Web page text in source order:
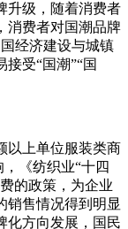
升级，随着消费者
消费者对国潮品牌
经济建设与城镇
受“国潮”“国
上单位服装类商
《纺织业“十四
的政策，为企业
销售情况得到明显
化方向发展，国民